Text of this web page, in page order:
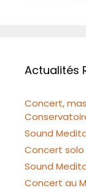
Actualités
Concert,
Sound
Concert solo
Sound
Concert au